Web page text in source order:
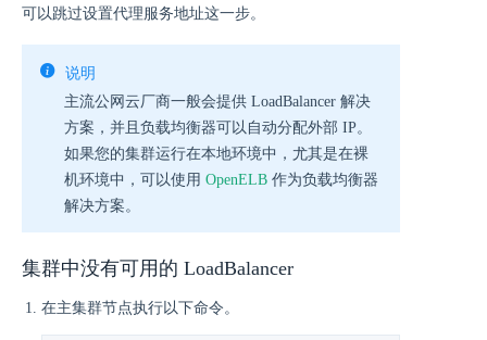
可以跳过设置代理服务地址这一步。
说明
主流公网云厂商一般会提供 LoadBalancer 解决
方案，并且负载均衡器可以自动分配外部 IP。
如果您的集群运行在本地环境中，尤其是在裸
机环境中，可以使用 OpenELB 作为负载均衡器
解决方案。
集群中没有可用的 LoadBalancer
在主集群节点执行以下命令。